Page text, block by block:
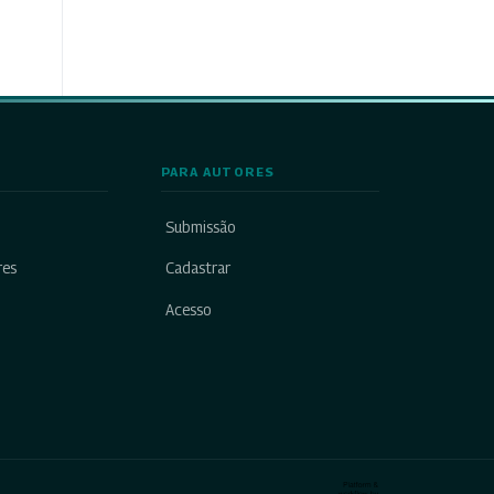
PARA AUTORES
Submissão
Cadastrar
Acesso